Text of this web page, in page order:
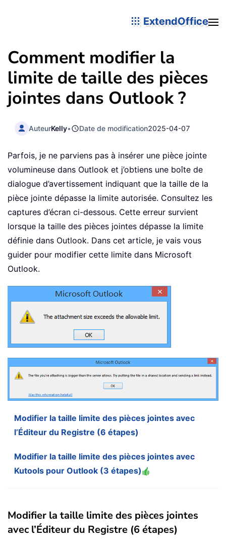
ExtendOffice
Comment modifier la
limite de taille des pièces
jointes dans Outlook ?
AuteurKelly• Date de modification2025-04-07
Parfois, je ne parviens pas à insérer une pièce jointe
volumineuse dans Outlook et j’obtiens une boîte de
dialogue d’avertissement indiquant que la taille de la
pièce jointe dépasse la limite autorisée. Consultez les
captures d’écran ci-dessous. Cette erreur survient
lorsque la taille des pièces jointes dépasse la limite
définie dans Outlook. Dans cet article, je vais vous
guider pour modifier cette limite dans Microsoft
Outlook.
Modifier la taille limite des pièces jointes avec
l’Éditeur du Registre (6 étapes)
Modifier la taille limite des pièces jointes avec
Kutools pour Outlook (3 étapes)
Modifier la taille limite des pièces jointes
avec l’Éditeur du Registre (6 étapes)